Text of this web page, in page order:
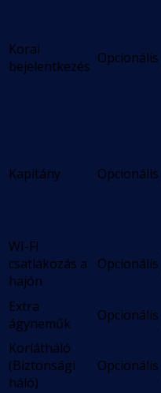
Korai
bejelentkezés Opcionális
Kapitány Opcionális
WI-FI
csatlakozás a
hajón
Opcionális
Extra
ágyneműk
Opcionális
Korlátháló
(Biztonsági
háló)
Opcionális